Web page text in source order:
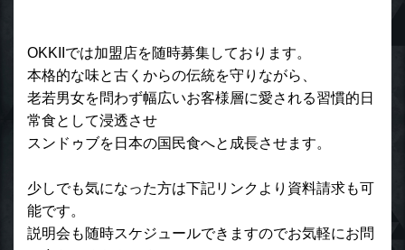
OKKIIでは加盟店を随時募集しております。
本格的な味と古くからの伝統を守りながら、
老若男女を問わず幅広いお客様層に愛される習慣的日
常食として浸透させ
スンドゥブを日本の国民食へと成長させます。
少しでも気になった方は下記リンクより資料請求も可
能です。
説明会も随時スケジュールできますのでお気軽にお問